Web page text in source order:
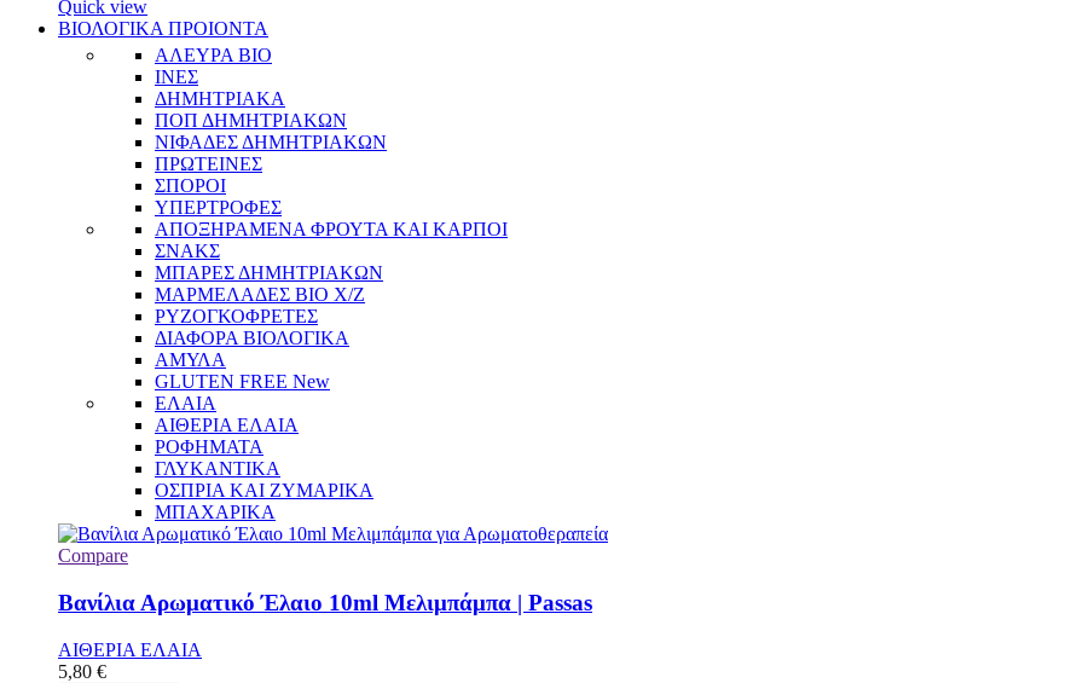
Quick view
ΒΙΟΛΟΓΙΚΑ ΠΡΟΙΟΝΤΑ
ΑΛΕΥΡΑ BIO
ΙΝΕΣ
ΔΗΜΗΤΡΙΑΚΑ
ΠΟΠ ΔΗΜΗΤΡΙΑΚΩΝ
ΝΙΦΑΔΕΣ ΔΗΜΗΤΡΙΑΚΩΝ
ΠΡΩΤΕΙΝΕΣ
ΣΠΟΡΟΙ
ΥΠΕΡΤΡΟΦΕΣ
ΑΠΟΞΗΡΑΜΕΝΑ ΦΡΟΥΤΑ ΚΑΙ ΚΑΡΠΟΙ
ΣΝΑΚΣ
ΜΠΑΡΕΣ ΔΗΜΗΤΡΙΑΚΩΝ
ΜΑΡΜΕΛΑΔΕΣ BIO Χ/Ζ
ΡΥΖΟΓΚΟΦΡΕΤΕΣ
ΔΙΑΦΟΡΑ ΒΙΟΛΟΓΙΚΑ
ΑΜΥΛΑ
GLUTEN FREE New
ΕΛΑΙΑ
ΑΙΘΕΡΙΑ ΕΛΑΙΑ
ΡΟΦΗΜΑΤΑ
ΓΛΥΚΑΝΤΙΚΑ
ΟΣΠΡΙΑ ΚΑΙ ΖΥΜΑΡΙΚΑ
ΜΠΑΧΑΡΙΚΑ
Compare
Βανίλια Αρωματικό Έλαιο 10ml Μελιμπάμπα | Passas
ΑΙΘΕΡΙΑ ΕΛΑΙΑ
5,80 €